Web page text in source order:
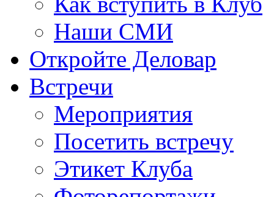
Наши СМИ
Откройте Деловар
Встречи
Мероприятия
Посетить встречу
Этикет Клуба